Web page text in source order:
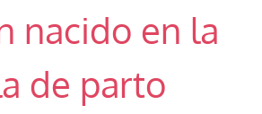
nacido en la
de parto